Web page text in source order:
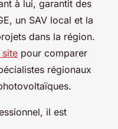
à lui, garantit des
un SAV local et la
dans la région.
site pour comparer
régionaux
il est